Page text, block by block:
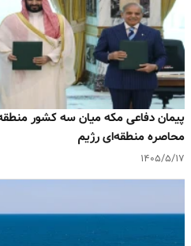
پیمان دفاعی مکه میان سه کشور
محاصره منطقه‌ای رژیم
۱۴۰۵/۵/۱۷